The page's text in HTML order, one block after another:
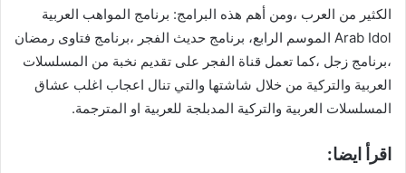
الكثير من العرب ،ومن أهم هذه البرامج: برنامج المواهب العربية
Arab Idol الموسم الرابع، برنامج حديث الفجر ،برنامج فتاوى رمضان
،برنامج زجل ،كما تعمل قناة الفجر على تقديم نخبة من المسلسلات
العربية والتركية من خلال شاشتها والتي تنال اعجاب اغلب عشاق
المسلسلات العربية والتركية المدبلجة للعربية او المترجمة.
اقرأ ايضا: